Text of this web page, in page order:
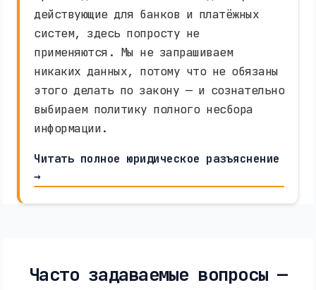
действующие для банков и платёжных
систем, здесь попросту не
применяются. Мы не запрашиваем
никаких данных, потому что не обязаны
этого делать по закону — и сознательно
выбираем политику полного несбора
информации.
Читать полное юридическое разъяснение
→
Часто задаваемые вопросы —